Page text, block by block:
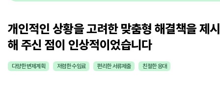
개인적인 상황을 고려한 맞춤형 해결책을 제시
해 주신 점이 인상적이었습니다
다양한 변제계획 저렴한 수임료 편리한 서류제출 친절한 응대